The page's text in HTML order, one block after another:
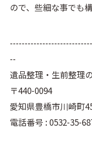
ので、些細な事でも
--
遺品整理・生前整理
〒440-0094
愛知県豊橋市川崎町
電話番号 : 0532-35-